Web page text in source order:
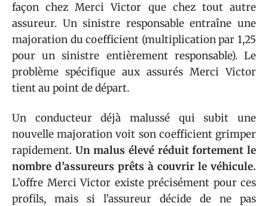
façon chez Merci Victor que chez tout autre
assureur. Un sinistre responsable entraîne une
majoration du coefficient (multiplication par 1,25
pour un sinistre entièrement responsable). Le
problème spécifique aux assurés Merci Victor
tient au point de départ.
Un conducteur déjà malussé qui subit une
nouvelle majoration voit son coefficient grimper
rapidement. Un malus élevé réduit fortement le
nombre d’assureurs prêts à couvrir le véhicule.
L’offre Merci Victor existe précisément pour ces
profils, mais si l’assureur décide de ne pas